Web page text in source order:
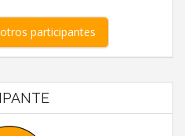
participantes